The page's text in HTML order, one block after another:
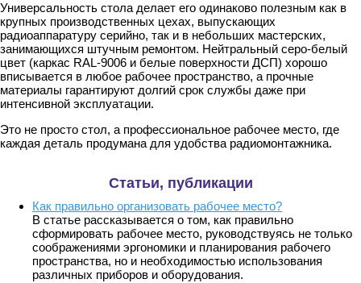
Универсальность стола делает его одинаково полезным как в
крупных производственных цехах, выпускающих
радиоаппаратуру серийно, так и в небольших мастерских,
занимающихся штучным ремонтом. Нейтральный серо-белый
цвет (каркас RAL-9006 и белые поверхности ДСП) хорошо
вписывается в любое рабочее пространство, а прочные
материалы гарантируют долгий срок службы даже при
интенсивной эксплуатации.
Это не просто стол, а профессиональное рабочее место, где
каждая деталь продумана для удобства радиомонтажника.
Статьи, публикации
Как правильно организовать рабочее место?
В статье рассказывается о том, как правильно
сформировать рабочее место, руководствуясь не только
соображениями эргономики и планирования рабочего
пространства, но и необходимостью использования
различных приборов и оборудования.